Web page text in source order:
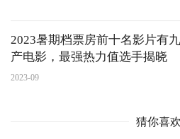
2023暑期档票房前十名影片有
产电影，最强热力值选手揭晓
2023-09
猜你喜欢